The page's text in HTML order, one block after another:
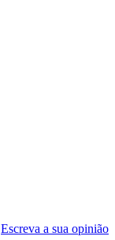
Escreva a sua opinião